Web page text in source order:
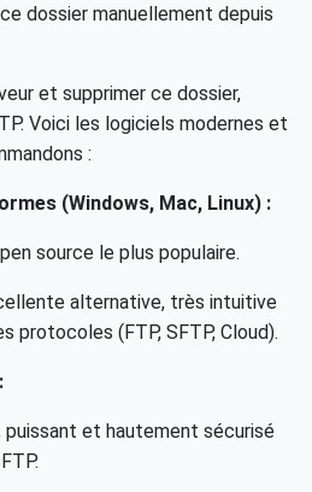
dossier manuellement depuis
et supprimer ce dossier,
Voici les logiciels modernes et
:
(Windows, Mac, Linux) :
source le plus populaire.
alternative, très intuitive
protocoles (FTP, SFTP, Cloud).
puissant et hautement sécurisé